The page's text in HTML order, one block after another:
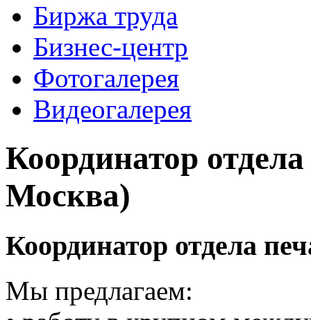
Биржа труда
Бизнес-центр
Фотогалерея
Видеогалерея
Координатор
Москва)
Координатор отдела
Мы предлагаем: